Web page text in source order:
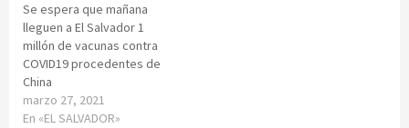
Se espera que mañana
lleguen a El Salvador 1
millón de vacunas contra
COVID19 procedentes de
China
marzo 27, 2021
En «EL SALVADOR»